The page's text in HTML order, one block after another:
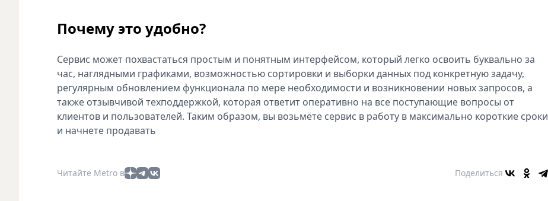
Почему это удобно?
Сервис может похвастаться простым и понятным интерфейсом, который легко освоить буквально за
час, наглядными графиками, возможностью сортировки и выборки данных под конкретную задачу,
регулярным обновлением функционала по мере необходимости и возникновении новых запросов, а
также отзывчивой техподдержкой, которая ответит оперативно на все поступающие вопросы от
клиентов и пользователей. Таким образом, вы возьмёте сервис в работу в максимально короткие сроки
и начнете продавать
Читайте Metro в Поделиться